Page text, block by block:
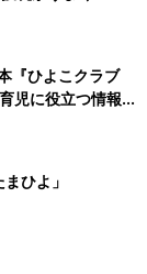
トラブル 解決テ
『ひよこクラブ
児に役立つ情報が
ひよ」